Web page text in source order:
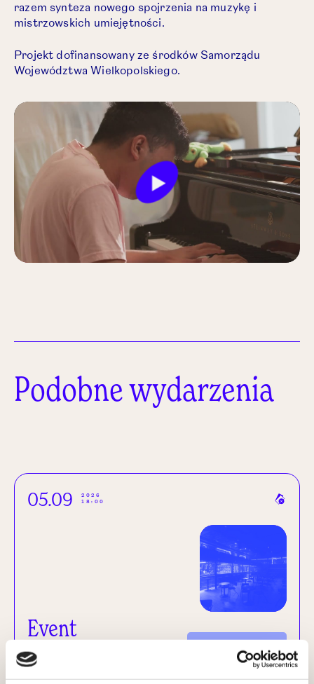
razem synteza nowego spojrzenia na muzykę i
mistrzowskich umiejętności.
Projekt dofinansowany ze środków Samorządu
Województwa Wielkopolskiego.
Mute Settings
Play
Podobne wydarzenia
05.09
2026
18:00
Event
Zamknięty